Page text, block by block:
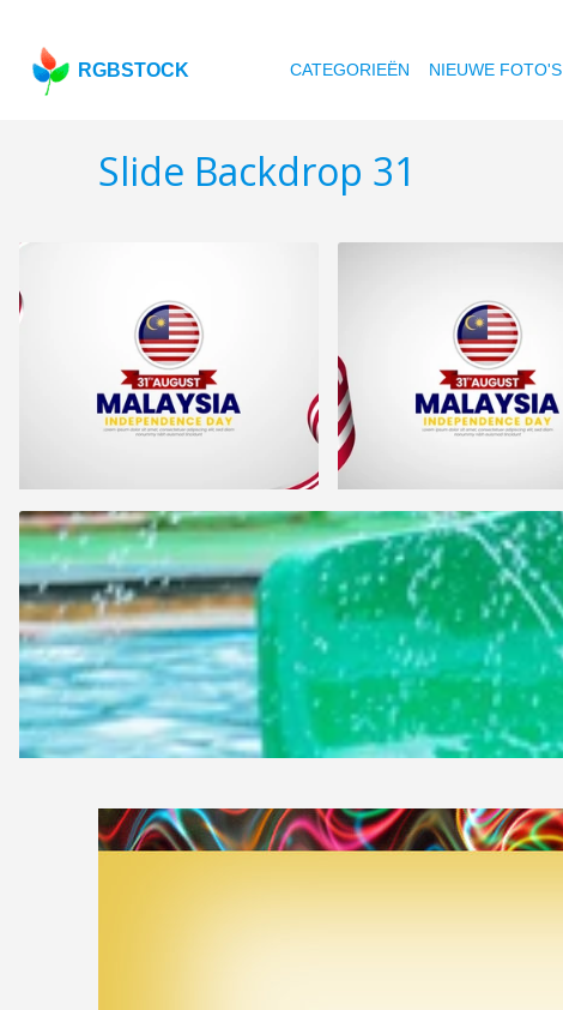
RGBSTOCK CATEGORIEËN NIEUWE FOTO'S
Slide Backdrop 31